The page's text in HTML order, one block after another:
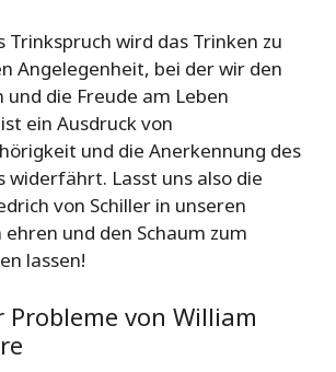
Trinkspruch wird das Trinken zu
Angelegenheit, bei der wir den
die Freude am Leben
ein Ausdruck von
und die Anerkennung des
widerfährt. Lasst uns also die
von Schiller in unseren
und den Schaum zum
lassen!
von William